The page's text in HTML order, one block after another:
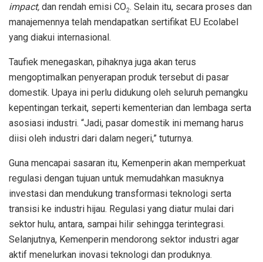
impact, dan rendah emisi CO2. Selain itu, secara proses dan
manajemennya telah mendapatkan sertifikat EU Ecolabel
yang diakui internasional.
Taufiek menegaskan, pihaknya juga akan terus
mengoptimalkan penyerapan produk tersebut di pasar
domestik. Upaya ini perlu didukung oleh seluruh pemangku
kepentingan terkait, seperti kementerian dan lembaga serta
asosiasi industri. “Jadi, pasar domestik ini memang harus
diisi oleh industri dari dalam negeri,” tuturnya.
Guna mencapai sasaran itu, Kemenperin akan memperkuat
regulasi dengan tujuan untuk memudahkan masuknya
investasi dan mendukung transformasi teknologi serta
transisi ke industri hijau. Regulasi yang diatur mulai dari
sektor hulu, antara, sampai hilir sehingga terintegrasi.
Selanjutnya, Kemenperin mendorong sektor industri agar
aktif menelurkan inovasi teknologi dan produknya.